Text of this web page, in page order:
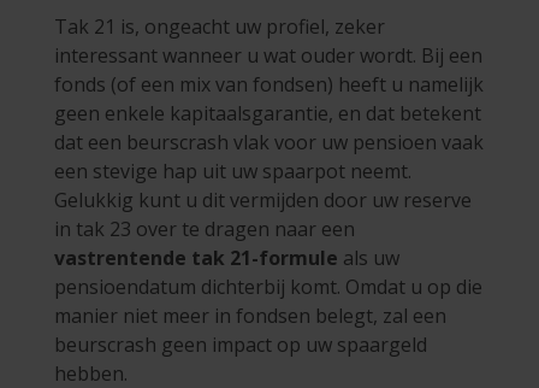
Tak 21 is, ongeacht uw profiel, zeker
interessant wanneer u wat ouder wordt. Bij een
fonds (of een mix van fondsen) heeft u namelijk
geen enkele kapitaalsgarantie, en dat betekent
dat een beurscrash vlak voor uw pensioen vaak
een stevige hap uit uw spaarpot neemt.
Gelukkig kunt u dit vermijden door uw reserve
in tak 23 over te dragen naar een
vastrentende tak 21-formule als uw
pensioendatum dichterbij komt. Omdat u op die
manier niet meer in fondsen belegt, zal een
beurscrash geen impact op uw spaargeld
hebben.